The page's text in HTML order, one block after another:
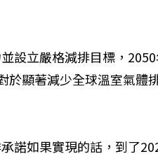
設立嚴格減排目標，
於顯著減少全球溫室氣體
諾如果實現的話，到了